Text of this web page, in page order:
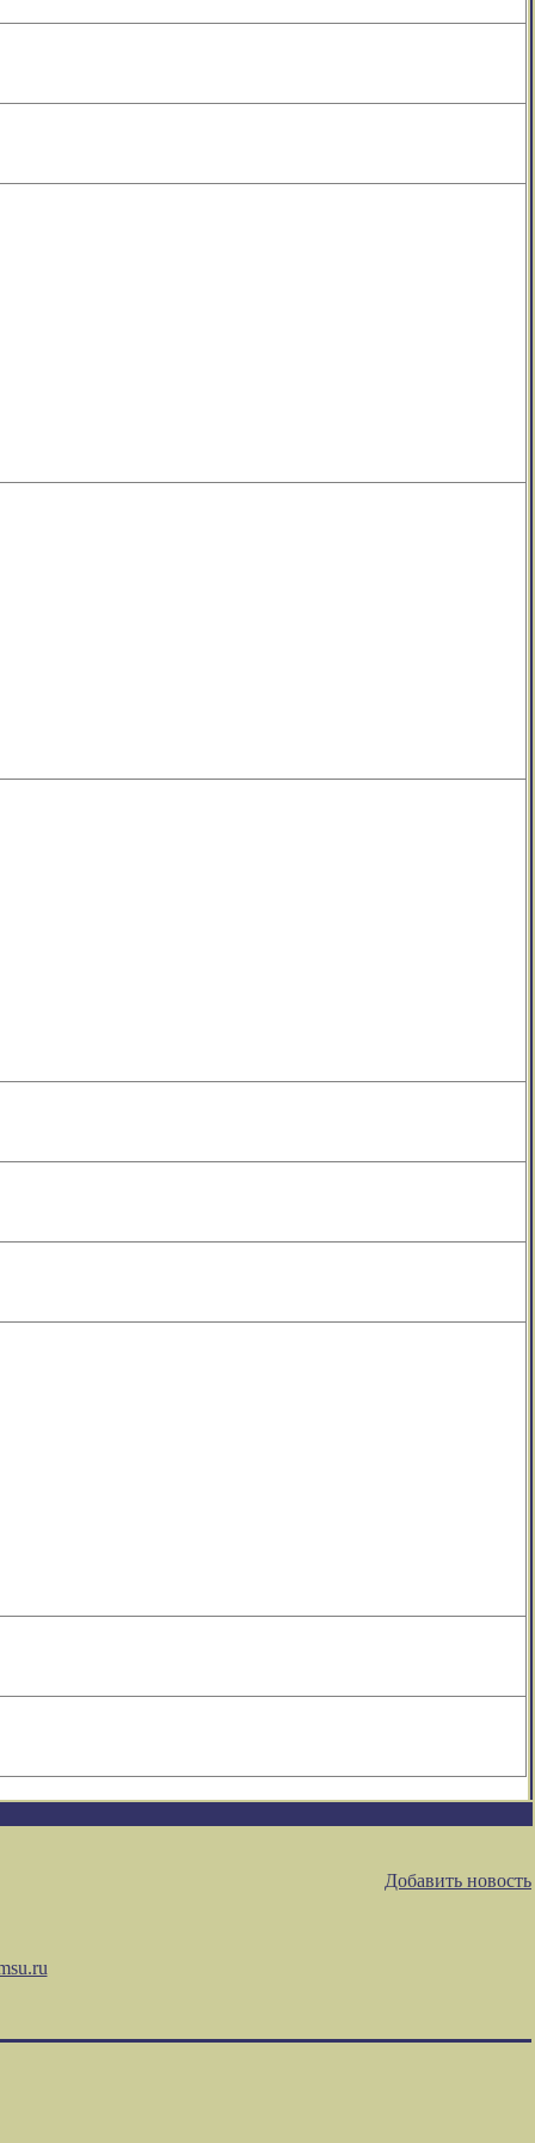
Добавить новость